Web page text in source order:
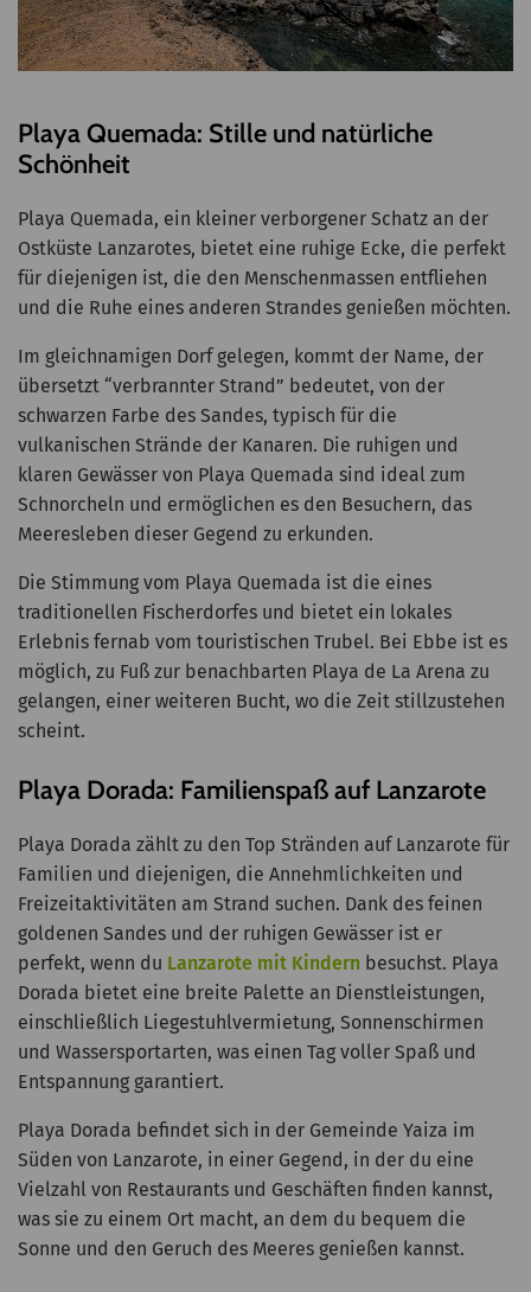
Playa Quemada: Stille und natürliche
Schönheit
Playa Quemada, ein kleiner verborgener Schatz an der
Ostküste Lanzarotes, bietet eine ruhige Ecke, die perfekt
für diejenigen ist, die den Menschenmassen entfliehen
und die Ruhe eines anderen Strandes genießen möchten.
Im gleichnamigen Dorf gelegen, kommt der Name, der
übersetzt “verbrannter Strand” bedeutet, von der
schwarzen Farbe des Sandes, typisch für die
vulkanischen Strände der Kanaren. Die ruhigen und
klaren Gewässer von Playa Quemada sind ideal zum
Schnorcheln und ermöglichen es den Besuchern, das
Meeresleben dieser Gegend zu erkunden.
Die Stimmung vom Playa Quemada ist die eines
traditionellen Fischerdorfes und bietet ein lokales
Erlebnis fernab vom touristischen Trubel. Bei Ebbe ist es
möglich, zu Fuß zur benachbarten Playa de La Arena zu
gelangen, einer weiteren Bucht, wo die Zeit stillzustehen
scheint.
Playa Dorada: Familienspaß auf Lanzarote
Playa Dorada zählt zu den Top Stränden auf Lanzarote für
Familien und diejenigen, die Annehmlichkeiten und
Freizeitaktivitäten am Strand suchen. Dank des feinen
goldenen Sandes und der ruhigen Gewässer ist er
perfekt, wenn du Lanzarote mit Kindern besuchst. Playa
Dorada bietet eine breite Palette an Dienstleistungen,
einschließlich Liegestuhlvermietung, Sonnenschirmen
und Wassersportarten, was einen Tag voller Spaß und
Entspannung garantiert.
Playa Dorada befindet sich in der Gemeinde Yaiza im
Süden von Lanzarote, in einer Gegend, in der du eine
Vielzahl von Restaurants und Geschäften finden kannst,
was sie zu einem Ort macht, an dem du bequem die
Sonne und den Geruch des Meeres genießen kannst.